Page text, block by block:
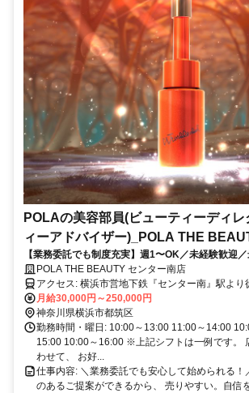
POLAの美容部員(ビューティーディ
ィーアドバイザー)_POLA THE
店
【業務委託でも制度充実】週1〜OK／未経験歓迎
くお試し♪お客様も自分もキレイに／Wワーク・副業
POLA THE BEAUTY センター南店
アクセス: 横浜市営地下鉄『センター南』駅よ
月給30,000円～250,000円
神奈川県横浜市都筑区
勤務時間・曜日: 10:00～13:00 11:00～14:00
15:00 10:00～16:00 ※上記シフトは一例です。
わせて、 お好...
仕事内容: ＼業務委託でも安心して始められる！
のあるご提案ができるから、 売りやすい。自信